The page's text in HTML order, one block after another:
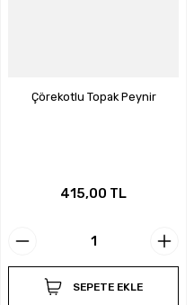
Çörekotlu Topak Peynir
415,00 TL
SEPETE EKLE